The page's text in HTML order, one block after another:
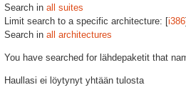
Search in all suites
Limit search to a specific architecture: [i386
Search in all architectures
You have searched for lähdepaketit that
Haullasi ei löytynyt yhtään tulosta